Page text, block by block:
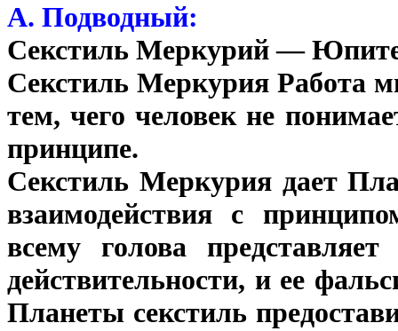
А. Подводный:
Секстиль Меркурий —
Секстиль Меркурия Работа
тем, чего человек не
принципе.
Секстиль Меркурия дает
взаимодействия с
всему голова
действительности, и ее
Планеты секстиль